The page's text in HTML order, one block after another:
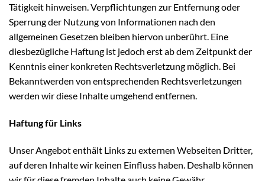
Tätigkeit hinweisen. Verpflichtungen zur Entfernung oder
Sperrung der Nutzung von Informationen nach den
allgemeinen Gesetzen bleiben hiervon unberührt. Eine
diesbezügliche Haftung ist jedoch erst ab dem Zeitpunkt der
Kenntnis einer konkreten Rechtsverletzung möglich. Bei
Bekanntwerden von entsprechenden Rechtsverletzungen
werden wir diese Inhalte umgehend entfernen.
Haftung für Links
Unser Angebot enthält Links zu externen Webseiten Dritter,
auf deren Inhalte wir keinen Einfluss haben. Deshalb können